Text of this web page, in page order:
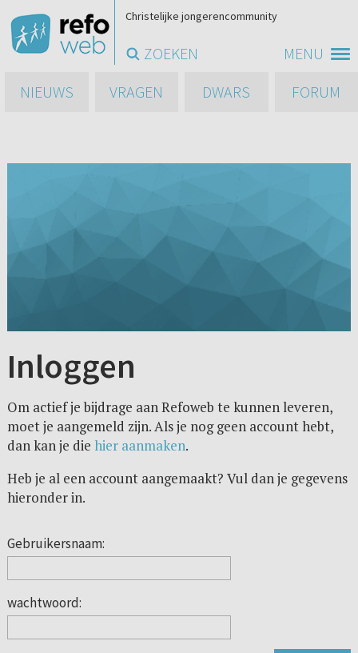
MENU
Christelijke jongerencommunity
ZOEKEN
NIEUWS
VRAGEN DWARS FORUM
Inloggen
Om actief je bijdrage aan Refoweb te kunnen leveren,
moet je aangemeld zijn. Als je nog geen account hebt,
dan kan je die hier aanmaken.
Heb je al een account aangemaakt? Vul dan je gegevens
hieronder in.
Gebruikersnaam:
wachtwoord: